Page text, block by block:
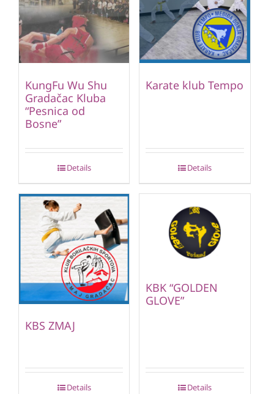
KungFu Wu Shu
Gradačac Kluba
“Pesnica od
Bosne”
Details
Karate klub Tempo
Details
KBS ZMAJ
Details
KBK “GOLDEN
GLOVE”
Details